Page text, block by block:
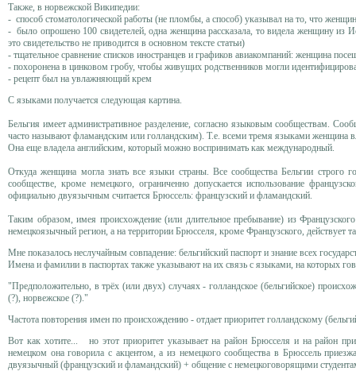
Также, в норвежской Википедии:
- способ стоматологической работы (не пломбы, а способ) указывал на то, что
- было опрошено 100 свидетелей, одна женщина рассказала, то видела женщину из
это свидетельство не приводится в основном тексте статьи)
- тщательное сравнение списков иностранцев и графиков авиакомпаний: женщина
- похоронена в цинковом гробу, чтобы живущих родственников могли
- рецепт был на увлажняющий крем
С языками получается следующая картина.
Бельгия имеет административное разделение, согласно языковым сообществам.
часто называют фламандским или голландским). Т.е. всеми тремя языками женщина
Она еще владела английским, который можно воспринимать как международный.
Откуда женщина могла знать все языки страны. Все сообщества Бельгии
сообществе, кроме немецкого, ограниченно допускается использование
официально двуязычным считается Брюссель: французский и фламандский.
Таким образом, имея происхождение (или длительное пребывание) из
немецкоязычный регион, а на территории Брюсселя, кроме Французского, действует
Мне показалось неслучайным совпадение: бельгийский паспорт и знание всех
Имена и фамилии в паспортах также указывают на их связь с языками, на которых
"Предположительно, в трёх (или двух) случаях - голландское (бельгийское)
(?), норвежское (?)."
Частота повторения имен по происхождению - отдает приоритет голландскому
Вот как хотите... но этот приоритет указывает на район Брюсселя и на район
немецком она говорила с акцентом, а из немецкого сообщества в Брюссель
двуязычный (французский и фламандский) + общение с немецкоговорящими